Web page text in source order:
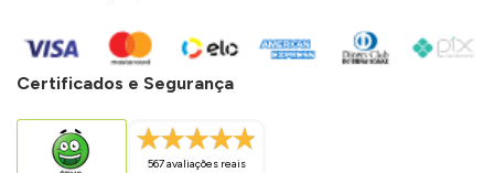
Certificados e Segurança
567 avaliações reais